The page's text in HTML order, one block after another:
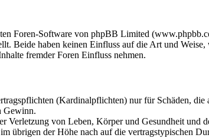
Foren-Software von phpBB Limited
Beide haben keinen Einfluss auf die Art und
fremder Foren Einfluss nehmen.
(Kardinalpflichten) nur für Schäden, die
Gewinn.
Verletzung von Leben, Körper und Gesundheit und
übrigen der Höhe nach auf die vertragstypischen